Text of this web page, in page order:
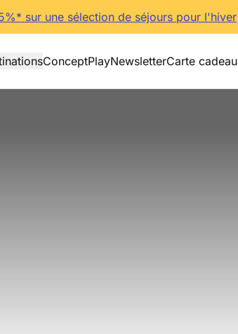
sur une sélection de séjours pour l'hiver
ConceptPlayNewsletterCarte cadeau